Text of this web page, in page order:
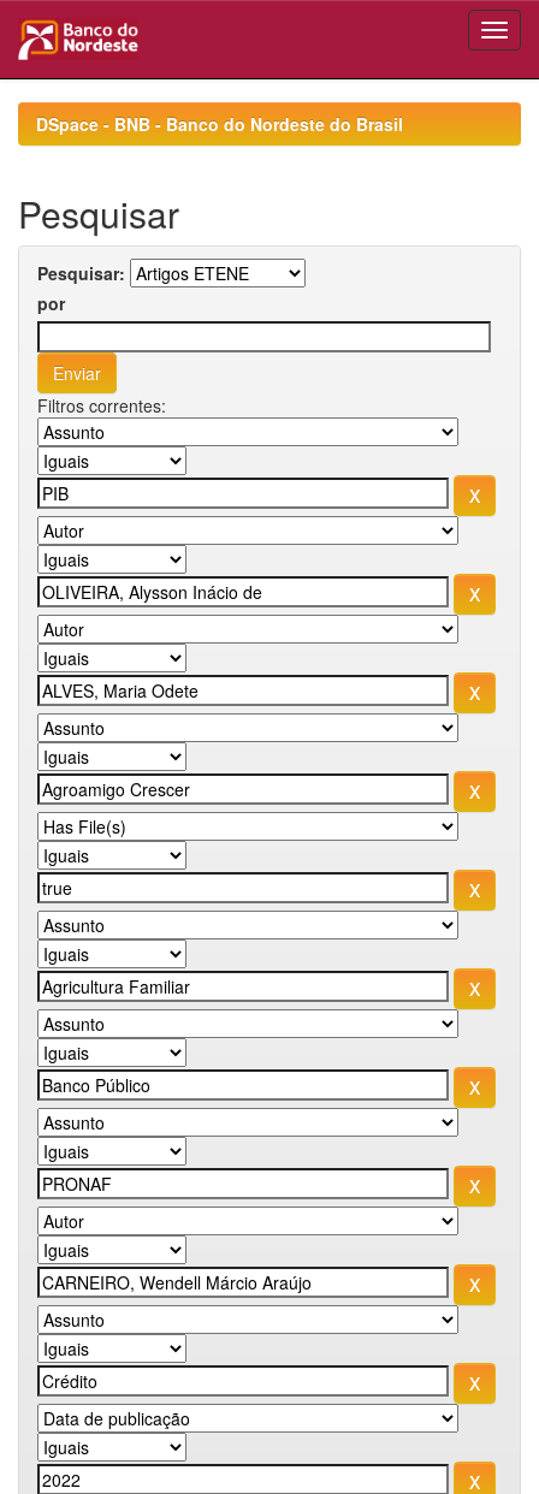
navigationDSpace - BNB - Banco do Nordeste do Brasil
Pesquisar
Pesquisar:
por
Filtros correntes: